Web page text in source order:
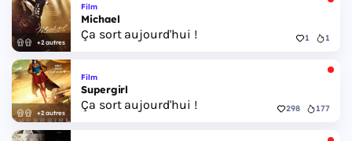
+2 autres
Film
Michael
Ça sort aujourd'hui ! 1 1
+2 autres
Film
Supergirl
Ça sort aujourd'hui ! 298 177